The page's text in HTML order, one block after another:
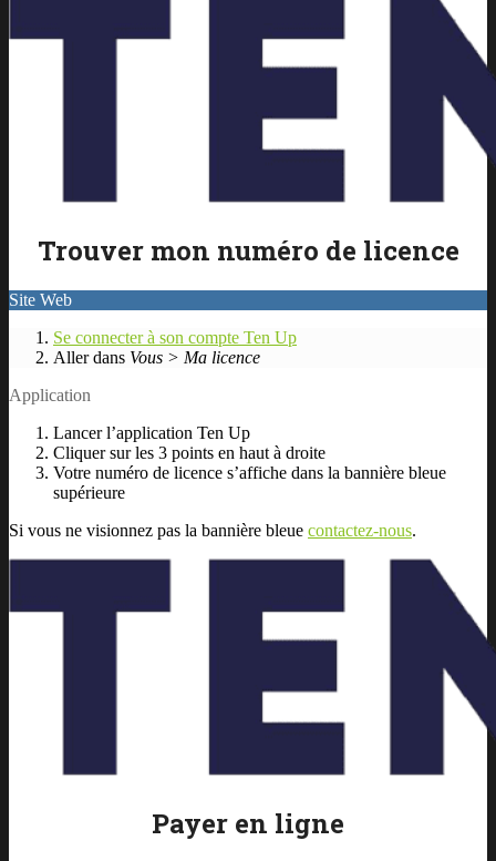
Trouver mon numéro de licence
Site Web
Se connecter à son compte Ten Up
Aller dans Vous > Ma licence
Application
Lancer l’application Ten Up
Cliquer sur les 3 points en haut à droite
Votre numéro de licence s’affiche dans la bannière bleue
supérieure
Si vous ne visionnez pas la bannière bleue contactez-nous.
Payer en ligne